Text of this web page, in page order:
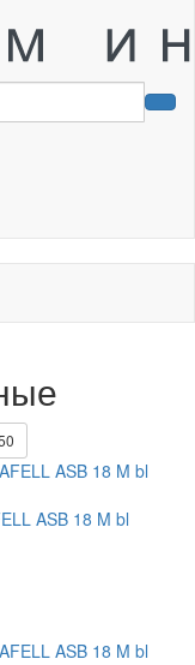
ASB 18 M bl